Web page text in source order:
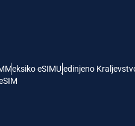
Meksiko eSIMUjedinjeno